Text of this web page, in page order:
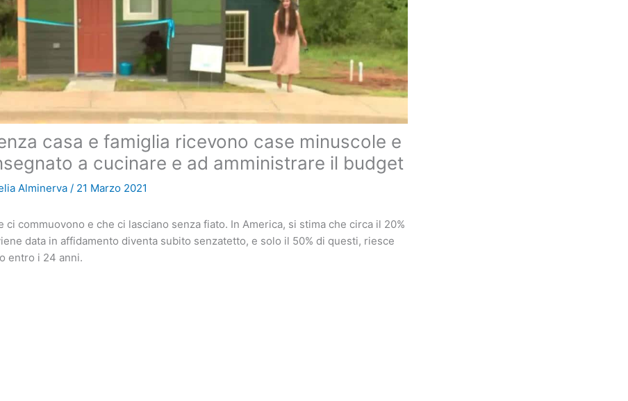
casa e famiglia ricevono case minuscole e
a cucinare e ad amministrare il budget
Alminerva / 21 Marzo 2021
ci commuovono e che ci lasciano senza fiato. In America, si stima che circa il 20%
data in affidamento diventa subito senzatetto, e solo il 50% di questi, riesce
entro i 24 anni.